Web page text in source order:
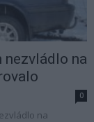
nezvládlo na
0
na